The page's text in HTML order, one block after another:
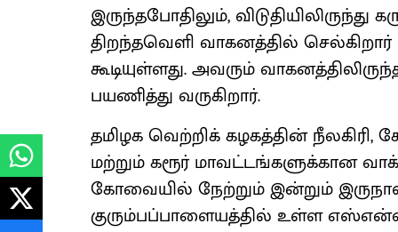
இருந்தபோதிலும், விடுதியிலிருந்து
திறந்தவெளி வாகனத்தில்
கூடியுள்ளது. அவரும்
பயணித்து வருகிறார்.
தமிழக வெற்றிக் கழகத்தின் நீலகிரி,
மற்றும் கரூர் மாவட்டங்களுக்கான
கோவையில் நேற்றும் இன்றும்
குரும்பப்பாளையத்தில் உள்ள